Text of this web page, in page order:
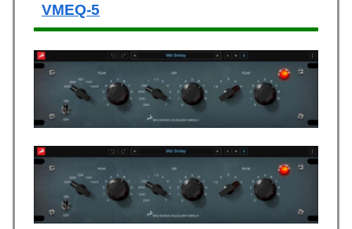
VMEQ-5